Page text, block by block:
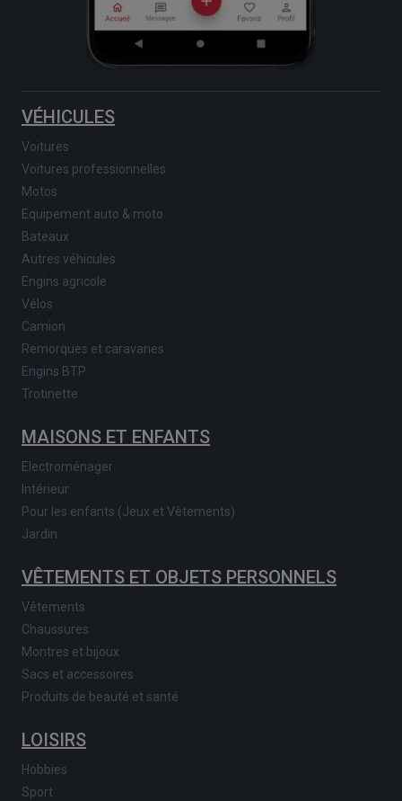
VÉHICULES
Voitures
Voitures professionnelles
Motos
Equipement auto & moto
Bateaux
Autres véhicules
Engins agricole
Vélos
Camion
Remorques et caravanes
Engins BTP
Trotinette
MAISONS ET ENFANTS
Electroménager
Intérieur
Pour les enfants (Jeux et Vêtements)
Jardin
VÊTEMENTS ET OBJETS PERSONNELS
Vêtements
Chaussures
Montres et bijoux
Sacs et accessoires
Produits de beauté et santé
LOISIRS
Hobbies
Sport